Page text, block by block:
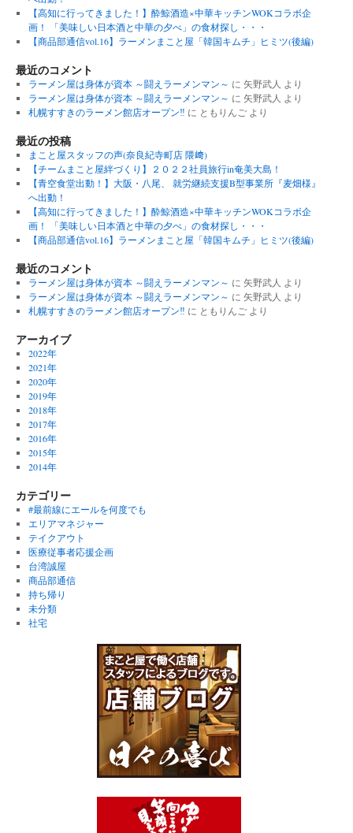
【高知に行ってきました！】酔鯨酒造×中華キッチンWOKコラボ企
画！ 「美味しい日本酒と中華の夕べ」の食材探し・・・
【商品部通信vol.16】ラーメンまこと屋「韓国キムチ」ヒミツ(後編)
最近のコメント
ラーメン屋は身体が資本 ～闘えラーメンマン～ に 矢野武人 より
ラーメン屋は身体が資本 ～闘えラーメンマン～ に 矢野武人 より
札幌すすきのラーメン館店オープン‼︎ に ともりんごより
最近の投稿
まこと屋スタッフの声(奈良紀寺町店 隈﨑)
【チームまこと屋絆づくり】２０２２社員旅行in奄美大島！
【青空食堂出動！】大阪・八尾、 就労継続支援B型事業所『麦畑様』
へ出動！
【高知に行ってきました！】酔鯨酒造×中華キッチンWOKコラボ企
画！ 「美味しい日本酒と中華の夕べ」の食材探し・・・
【商品部通信vol.16】ラーメンまこと屋「韓国キムチ」ヒミツ(後編)
最近のコメント
ラーメン屋は身体が資本 ～闘えラーメンマン～ に 矢野武人 より
ラーメン屋は身体が資本 ～闘えラーメンマン～ に 矢野武人 より
札幌すすきのラーメン館店オープン‼︎ に ともりんごより
アーカイブ
2022年
2021年
2020年
2019年
2018年
2017年
2016年
2015年
2014年
カテゴリー
#最前線にエールを何度でも
エリアマネジャー
テイクアウト
医療従事者応援企画
台湾誠屋
商品部通信
持ち帰り
未分類
社宅